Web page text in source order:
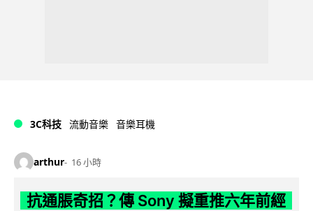
3C科技 流動音樂 音樂耳機
arthur 16 小時
抗通脹奇招？傳 Sony 擬重推六年前經